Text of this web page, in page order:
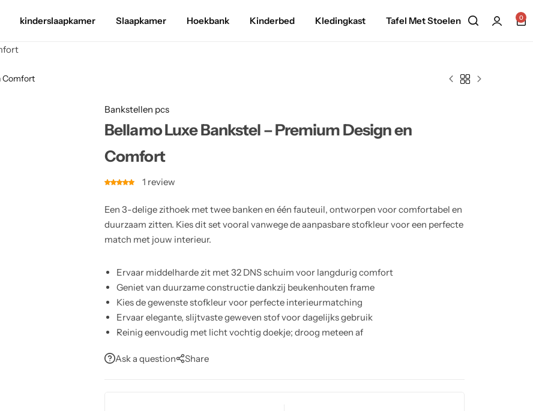
kinderslaapkamer Slaapkamer Hoekbank Kinderbed Kledingkast Tafel Met Stoelen 0
Comfort
Bankstellen pcs
Bellamo Luxe Bankstel – Premium Design en
Comfort
1 review
Een 3-delige zithoek met twee banken en één fauteuil, ontworpen voor comfortabel en
duurzaam zitten. Kies dit set vooral vanwege de aanpasbare stofkleur voor een perfecte
match met jouw interieur.
Ervaar middelharde zit met 32 DNS schuim voor langdurig comfort
Geniet van duurzame constructie dankzij beukenhouten frame
Kies de gewenste stofkleur voor perfecte interieurmatching
Ervaar elegante, slijtvaste geweven stof voor dagelijks gebruik
Reinig eenvoudig met licht vochtig doekje; droog meteen af
Bevat twee banken en één fauteuil; tafels en poefs niet inbegrepen
Ask a question Share